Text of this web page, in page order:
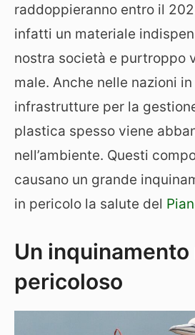
raddoppieranno entro il
infatti un materiale
nostra società e purtroppo
male. Anche nelle nazioni
infrastrutture per la
plastica spesso viene
nell’ambiente. Questi
causano un grande
in pericolo la salute del
Un
pericoloso